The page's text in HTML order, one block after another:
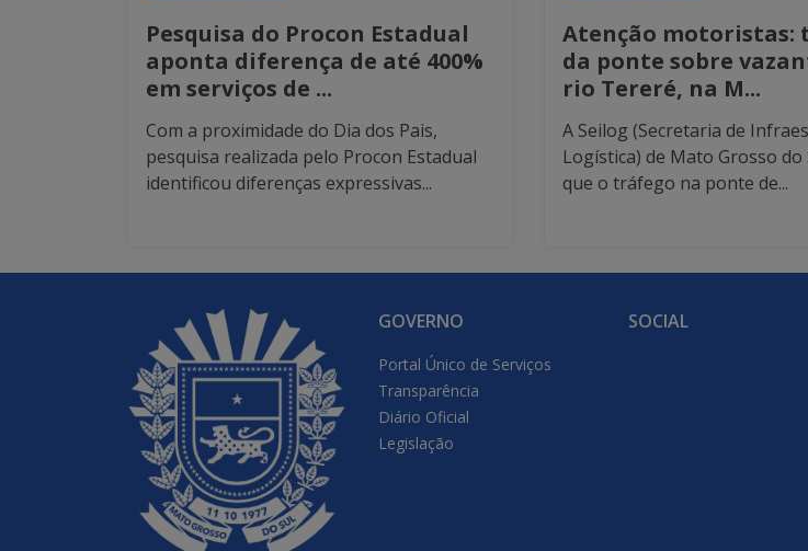
Pesquisa do Procon Estadual
aponta diferença de até 400%
em serviços de ...
Com a proximidade do Dia dos Pais,
pesquisa realizada pelo Procon Estadual
identificou diferenças expressivas...
Atenção motoristas:
da ponte sobre
rio Tereré, na M...
A Seilog (Secretaria de
Logística) de Mato Grosso
que o tráfego na ponte de...
GOVERNO
Portal Único de Serviços
Transparência
Diário Oficial
Legislação
SOCIAL